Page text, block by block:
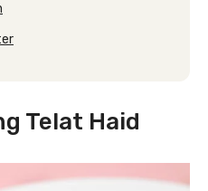
Telat Haid